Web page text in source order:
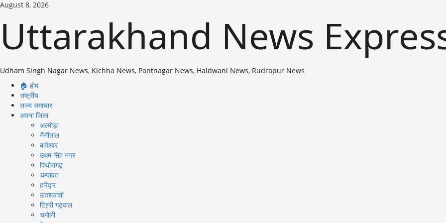
Skip
content
August 8, 2026
Uttarakhand News
Udham Singh Nagar News, Kichha News, Pantnagar News, Haldwani News, Rudrapur News
Primary
Menu
🏠 होम
राष्ट्रीय
राज्य समाचार
अपना जिला
अल्मोड़ा
नैनीताल
बागेश्वर
उधम सिंह नगर
पिथौरागढ़
चम्पावत
हरिद्वार
उत्तरकाशी
टिहरी गढ़वाल
चमोली